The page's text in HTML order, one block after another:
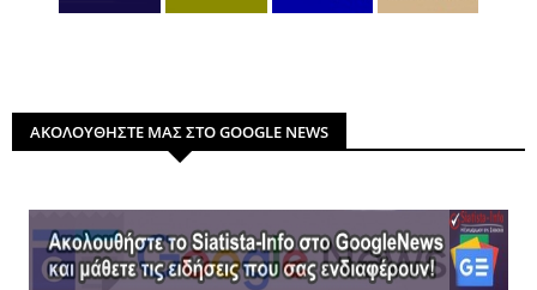
ΑΚΟΛΟΥΘΗΣΤΕ ΜΑΣ ΣΤΟ GOOGLE NEWS